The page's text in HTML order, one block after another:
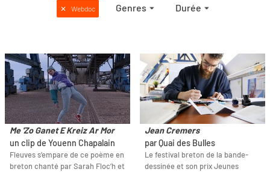
✕ Webdoc Genres Durée
Me 'Zo Ganet E Kreiz Ar Mor
un clip de Youenn Chapalain
Fleuves s’empare de ce poème en
breton chanté par Sarah Floc’h et
Jean Cremers
par Quai des Bulles
Le festival breton de la bande-
dessinée et son prix Jeunes